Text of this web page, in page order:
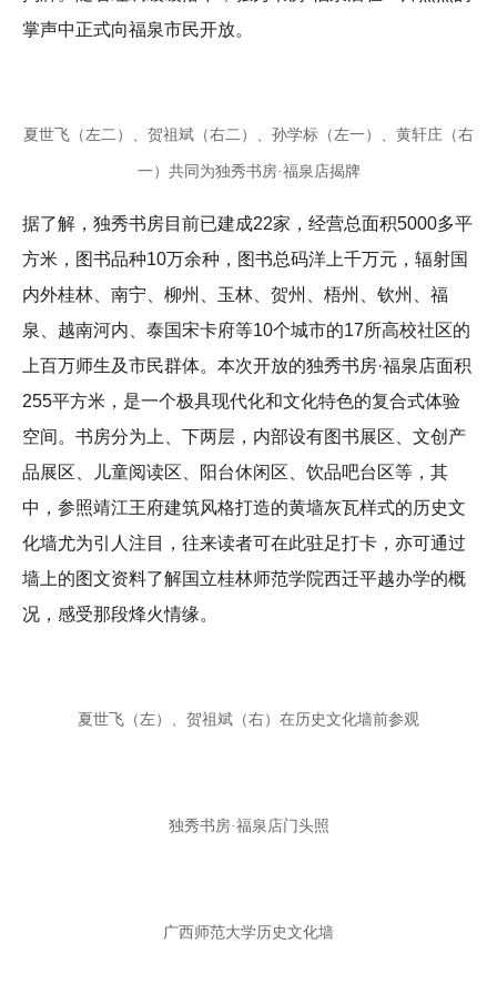
掌声中正式向福泉市民开放。
夏世飞（左二）、贺祖斌（右二）、孙学标（左一）、黄轩庄（右
一）共同为独秀书房·福泉店揭牌
据了解，独秀书房目前已建成22家，经营总面积5000多平
方米，图书品种10万余种，图书总码洋上千万元，辐射国
内外桂林、南宁、柳州、玉林、贺州、梧州、钦州、福
泉、越南河内、泰国宋卡府等10个城市的17所高校社区的
上百万师生及市民群体。本次开放的独秀书房·福泉店面积
255平方米，是一个极具现代化和文化特色的复合式体验
空间。书房分为上、下两层，内部设有图书展区、文创产
品展区、儿童阅读区、阳台休闲区、饮品吧台区等，其
中，参照靖江王府建筑风格打造的黄墙灰瓦样式的历史文
化墙尤为引人注目，往来读者可在此驻足打卡，亦可通过
墙上的图文资料了解国立桂林师范学院西迁平越办学的概
况，感受那段烽火情缘。
夏世飞（左）、贺祖斌（右）在历史文化墙前参观
独秀书房·福泉店门头照
广西师范大学历史文化墙